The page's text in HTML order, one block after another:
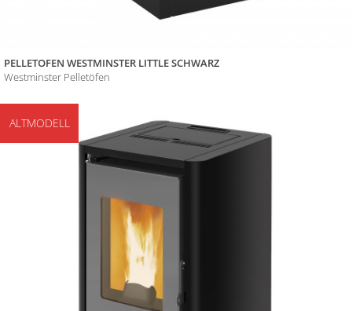
PELLETOFEN WESTMINSTER LITTLE SCHWARZ
Westminster Pelletöfen
ALTMODELL